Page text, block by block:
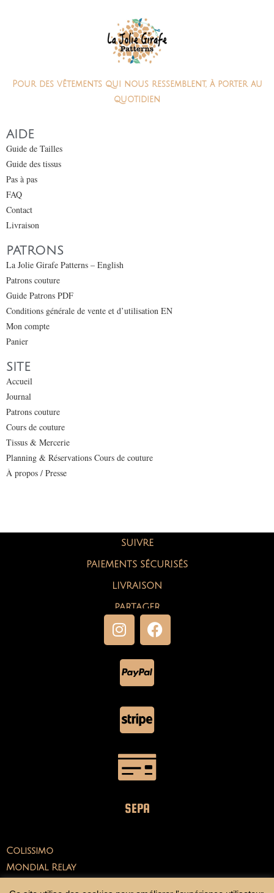
Pour des vêtements qui nous ressemblent, à porter au
quotidien
AIDE
Guide de Tailles
Guide des tissus
Pas à pas
FAQ
Contact
Livraison
PATRONS
La Jolie Girafe Patterns – English
Patrons couture
Guide Patrons PDF
Conditions générale de vente et d’utilisation EN
Mon compte
Panier
SITE
Accueil
Journal
Patrons couture
Cours de couture
Tissus & Mercerie
Planning & Réservations Cours de couture
À propos / Presse
SUIVRE
PAIEMENTS SÉCURISÉS
LIVRAISON
PARTAGER
SEPA
Colissimo
Mondial Relay